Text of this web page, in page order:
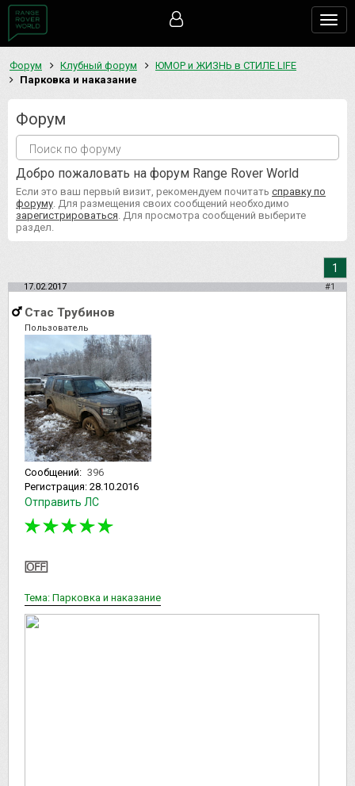
Форум Клубный форум
ЮМОР и ЖИЗНЬ в СТИЛЕ LIFE
Парковка и наказание
Форум
Добро пожаловать на форум Range Rover World
Если это ваш первый визит, рекомендуем почитать справку по
форуму . Для размещения своих сообщений необходимо
зарегистрироваться . Для просмотра сообщений выберите
раздел.
1
17.02.2017 #1
Стас Трубинов
Пользователь
Сообщений: 396
Регистрация: 28.10.2016
Отправить ЛС
Тема: Парковка и наказание